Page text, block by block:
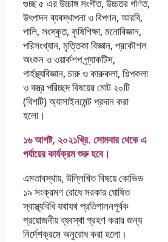
গুচ্ছ ৫ এর উচ্চাঙ্গ সংগীত, উচ্চতর গণিত,
উৎপাদন ব্যবস্থাপনা ও বিপণন, আরবি,
পালি, সংস্কৃত, কৃষিশিক্ষা, মনােবিজ্ঞান,
পরিসংখ্যান, মৃত্তিকা বিজ্ঞান, প্রকৌশল
অংকন ও ওয়ার্কশপ প্র্যাকটিস,
গার্হস্থ্যবিজ্ঞান, চারু ও কারুকলা, শিল্পকলা
ও বস্ত্র পরিচ্ছদ বিষয়ের মােট ২০টি
(বিশটি) অ্যাসাইনমেন্ট প্রদান করা
হলাে।
১৬ আগষ্ট, ২০২১খ্রি. সােমবার থেকে এ
পর্যায়ের কার্যক্রম শুরু হবে।
এমতাবস্থায়, উল্লিখিত বিষয়ে কোভিড
১৯ সংক্রমণ রােধে সরকার ঘােষিত
স্বাস্থ্যবিধি যথাযথ প্রতিপালনপূর্বক
প্রয়ােজনীয় ব্যবস্থা গ্রহণ করার জন্য
নির্দেশক্রমে অনুরােধ করা হলাে।